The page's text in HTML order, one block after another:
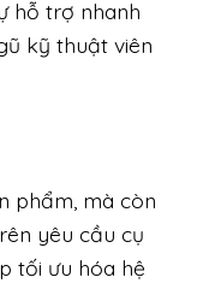
hỗ trợ nhanh
kỹ thuật viên
phẩm, mà còn
yêu cầu cụ
tối ưu hóa hệ